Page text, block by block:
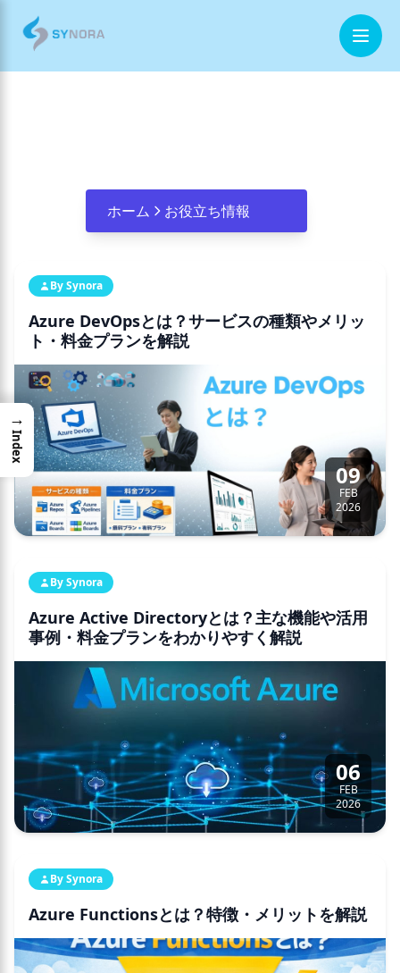
お問合せ
ホーム お役立ち情報
By Synora
Azure DevOpsとは？サービスの種類やメリッ
ト・料金プランを解説
09
FEB
2026
By Synora
Azure Active Directoryとは？主な機能や活用
事例・料金プランをわかりやすく解説
06
FEB
2026
By Synora
Azure Functionsとは？特徴・メリットを解説
→
Index